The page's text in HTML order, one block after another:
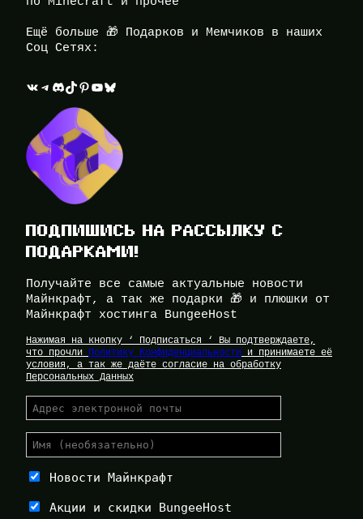
Ещё больше 🎁 Подарков и Мемчиков в наших
Соц Сетях:
ВКонтакте Telegram Discord TikTok Pinterest YouTube Bluesky
ПОДПИШИСЬ НА РАССЫЛКУ С
ПОДАРКАМИ!
Получайте все самые актуальные новости
Майнкрафт, а так же подарки 🎁 и плюшки от
Майнкрафт хостинга BungeeHost
Нажимая на кнопку ‘ Подписаться ‘ Вы подтверждаете,
что прочли Политику Конфиденциальности и принимаете её
условия, а так же даёте согласие на обработку
Персональных Данных
Новости Майнкрафт
Акции и скидки BungeeHost